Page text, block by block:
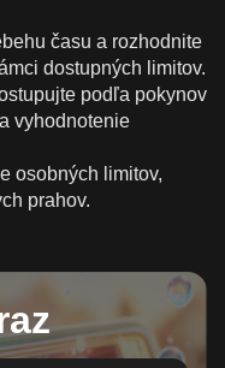
času a rozhodnite
dostupných limitov.
podľa pokynov
vyhodnotenie
osobných limitov,
prahov.